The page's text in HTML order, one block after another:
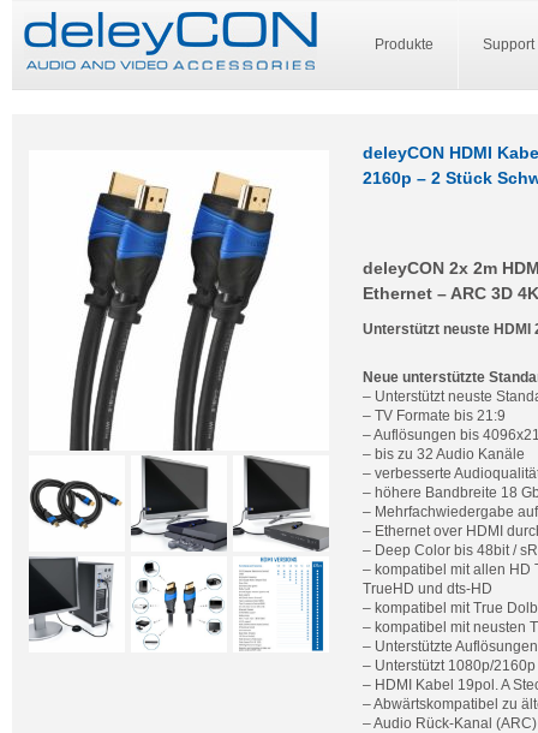
Produkte Support
deleyCON HDMI
2160p – 2 Stück
deleyCON 2x 2m
Ethernet – ARC 3D
Unterstützt neuste HDMI
Neue unterstützte
– Unterstützt neuste
– TV Formate bis 21:9
– Auflösungen bis
– bis zu 32 Audio Kanäle
– verbesserte
– höhere Bandbreite 18
– Mehrfachwiedergabe
– Ethernet over HDMI
– Deep Color bis 48bit /
– kompatibel mit allen HD
TrueHD und dts-HD
– kompatibel mit True
– kompatibel mit neusten
– Unterstützte
– Unterstützt 1080p/
– HDMI Kabel 19pol. A
– Abwärtskompatibel zu
– Audio Rück-Kanal (ARC)